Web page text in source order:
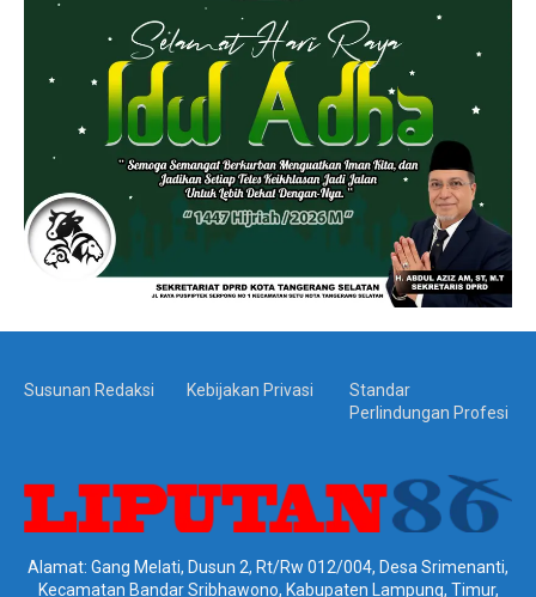
Susunan Redaksi Kebijakan Privasi
Standar
Perlindungan Profesi
Alamat: Gang Melati, Dusun 2, Rt/Rw 012/004, Desa Srimenanti,
Kecamatan Bandar Sribhawono, Kabupaten Lampung, Timur,